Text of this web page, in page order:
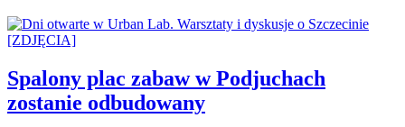
Spalony plac zabaw w Podjuchach
zostanie odbudowany